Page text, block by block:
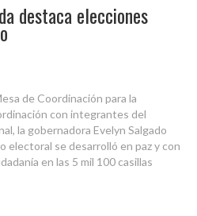
destaca elecciones
de Coordinación para la
con integrantes del
la gobernadora Evelyn Salgado
electoral se desarrolló en paz y con
en las 5 mil 100 casillas